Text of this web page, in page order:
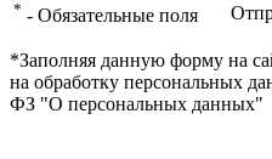
* - Обязательные поля
*Заполняя данную форму на
на обработку персональных
ФЗ "О персональных данных"